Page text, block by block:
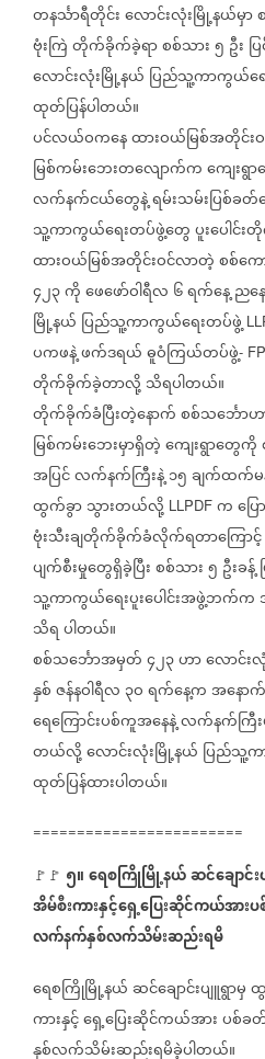
တနင်္သာရီတိုင်းလောင်းလုံးမြို့နယ်မှာ
ဗုံးကြဲတိုက်ခိုက်ခဲ့ရာစစ်သား၅ ဦး ပ
လောင်းလုံးမြို့နယ် ပြည်သူ့ကာကွယ်ရ
ထုတ်ပြန်ပါတယ်။
ပင်လယ်ဝကနေထားဝယ်မြစ်အတိုင်းဝ
မြစ်ကမ်းဘေးတလျောက်ကကျေးရွ
လက်နက်ငယ်တွေနဲ့ရမ်းသမ်းပြစ်ခ
သူ့ကာကွယ်ရေးတပ်ဖွဲ့တွေပူးပေါင်
ထားဝယ်မြစ်အတိုင်းဝင်လာတဲ့စစ်က
၄၂၃ကိုဖေဖော်ဝါရီလ ၆ရက်နေ့ညနေ
မြို့နယ် ပြည်သူ့ကာကွယ်ရေးတပ်ဖွဲ့
ပကဖနဲ့ဖက်ဒရယ်ဓူဝံကြယ်တပ်ဖွဲ့-
တိုက်ခိုက်ခဲ့တာလို့သိရပါတယ်။
တိုက်ခိုက်ခံပြီးတဲ့နောက်စစ်သင်္ဘော
မြစ်ကမ်းဘေးမှာရှိတဲ့ကျေးရွာတွေကို
အပြင်လက်နက်ကြီးနဲ့၁၅ချက်ထက်မ
ထွက်ခွာသွားတယ်လို့ LLPDF ကပြ
ဗုံးသီးချတိုက်ခိုက်ခံလိုက်ရတာကြောင့်
ပျက်စီးမှုတွေရှိခဲ့ပြီးစစ်သား၅ ဦးခန့်
သူ့ကာကွယ်ရေးပူးပေါင်းအဖွဲ့ဘက်က
သိရပါတယ်။
စစ်သင်္ဘောအမှတ်၄၂၃ဟာလောင်း
နှစ်ဇန်နဝါရီလ ၃ဝရက်နေ့ကအနေ
ရေကြောင်းပစ်ကူအနေနဲ့လက်နက်ကြီ
တယ်လို့လောင်းလုံးမြို့နယ် ပြည်သူ့
ထုတ်ပြန်ထားပါတယ်။
========================
🚩🚩 ၅။ရေစကြိုမြို့နယ်ဆင်ချော
အိမ်စီးကားနှင့်ရှေ့ပြေးဆိုင်ကယ်အား
လက်နက်နှစ်လက်သိမ်းဆည်းရမိ
ရေစကြိုမြို့နယ်ဆင်ချောင်းပျူရွာမှ
ကားနှင့်ရှေ့ပြေးဆိုင်ကယ်အားပစ်ခ
နှစ်လက်သိမ်းဆည်းရမိခဲ့ပါတယ်။